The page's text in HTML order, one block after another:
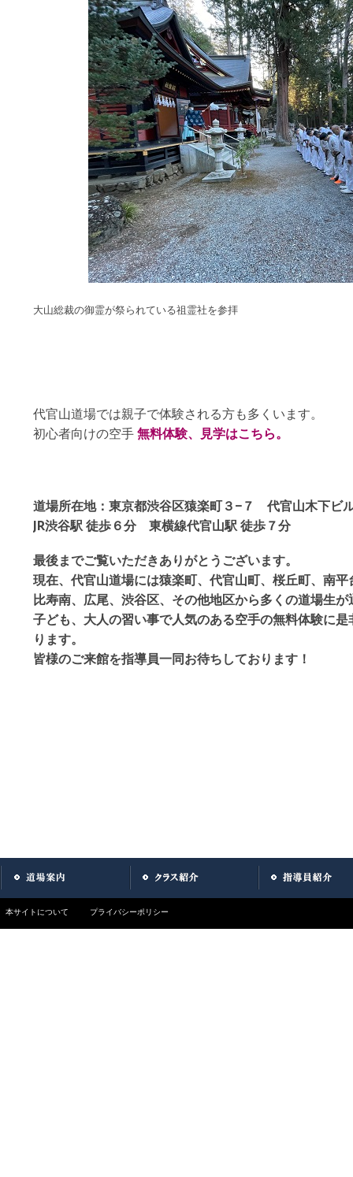
大山総裁の御霊が祭られている祖霊社を参拝
代官山道場では親子で体験される方も多くいます。
初心者向けの空手無料体験、見学はこちら。
道場所在地：東京都渋谷区猿楽町３−７ 代官山木下ビ
JR渋谷駅 徒歩６分 東横線代官山駅 徒歩７分
最後までご覧いただきありがとうございます。
現在、代官山道場には猿楽町、代官山町、桜丘町、南
比寿南、広尾、渋谷区、その他地区から多くの道場生
子ども、大人の習い事で人気のある空手の無料体験に
ります。
皆様のご来館を指導員一同お待ちしております！
本サイトについて プライバシーポリシー